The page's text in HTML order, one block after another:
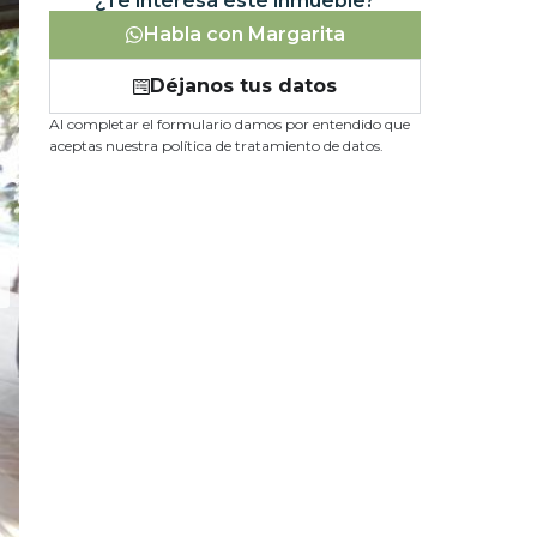
Habla con Margarita
Déjanos tus datos
Al completar el formulario damos por entendido que
aceptas nuestra política de tratamiento de datos.